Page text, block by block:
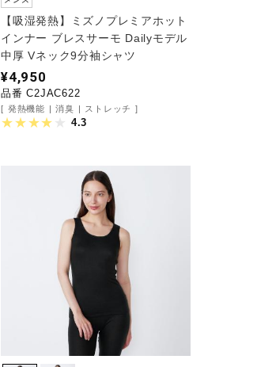
【吸湿発熱】ミズノプレミアホット
インナー ブレスサーモ Dailyモデル
中厚 Vネック9分袖シャツ
¥4,950
品番 C2JAC622
発熱機能 消臭 ストレッチ
4.3